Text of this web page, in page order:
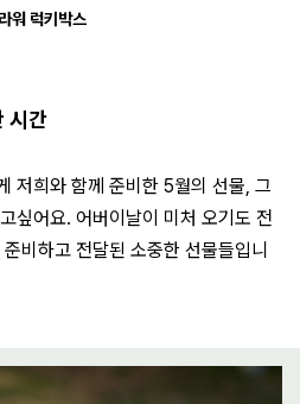
워 럭키박스
시간
저희와 함께 준비한 5월의 선물, 그
싶어요. 어버이날이 미처 오기도 전
비하고 전달된 소중한 선물들입니